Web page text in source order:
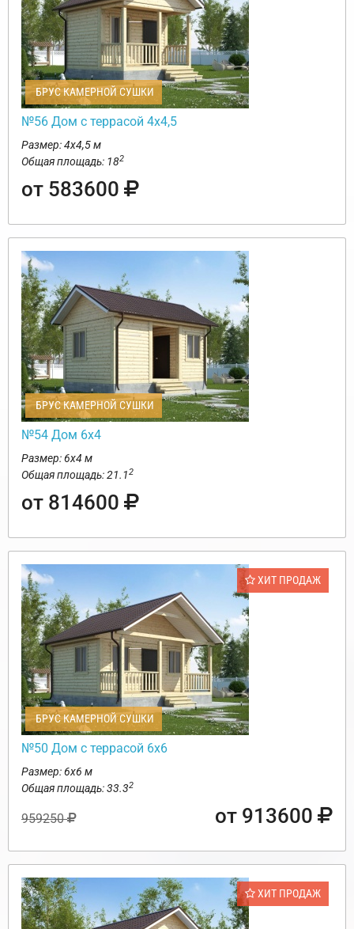
БРУС КАМЕРНОЙ СУШКИ
№56 Дом с террасой 4х4,5
Размер: 4х4,5 м
Общая площадь: 182
от 583600
БРУС КАМЕРНОЙ СУШКИ
№54 Дом 6х4
Размер: 6х4 м
Общая площадь: 21.12
от 814600
ХИТ ПРОДАЖ
БРУС КАМЕРНОЙ СУШКИ
№50 Дом с террасой 6х6
Размер: 6х6 м
Общая площадь: 33.32
959250 от 913600
ХИТ ПРОДАЖ